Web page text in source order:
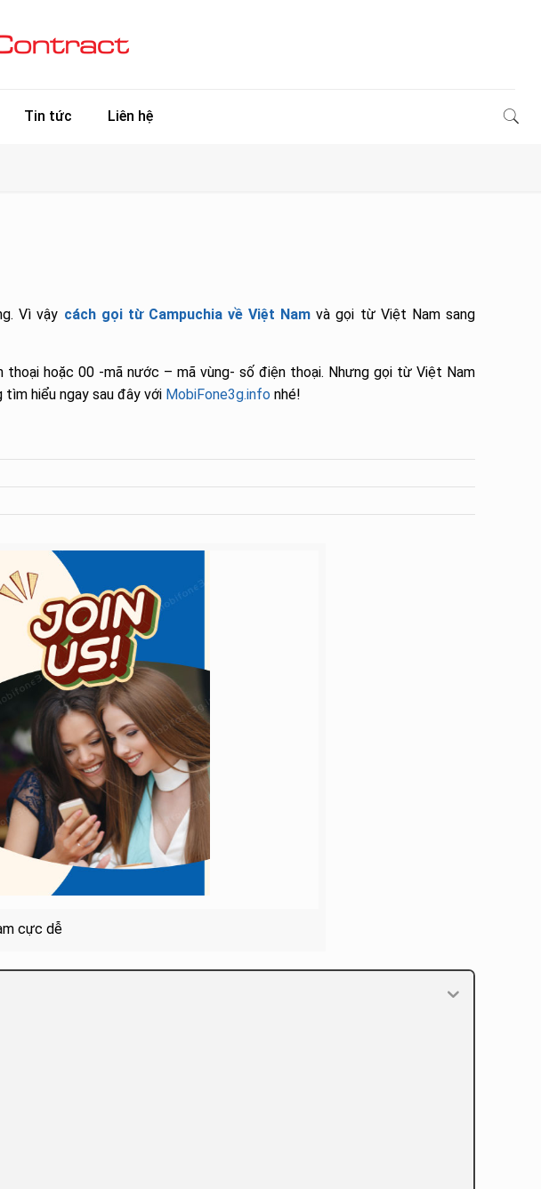
Tin tức Liên hệ
Vì vậy cách gọi từ Campuchia về Việt Nam và gọi từ Việt Nam sang
hoặc 00 -mã nước – mã vùng- số điện thoại. Nhưng gọi từ Việt Nam
tìm hiểu ngay sau đây với MobiFone3g.info nhé!
cực dễ